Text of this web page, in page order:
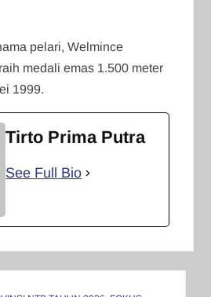
pelari, Welmince
medali emas 1.500 meter
1999.
Tirto Prima Putra
See Full Bio